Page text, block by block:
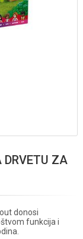
DRVETU ZA
donosi
funkcija i